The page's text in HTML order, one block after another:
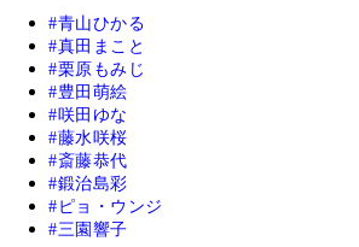
青山ひかる
真田まこと
栗原もみじ
豊田萌絵
咲田ゆな
藤水咲桜
斎藤恭代
鍛治島彩
ピョ・ウンジ
三園響子